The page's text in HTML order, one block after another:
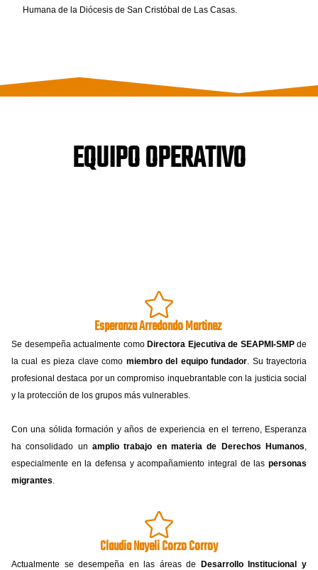
Humana de la Diócesis de San Cristóbal de Las Casas.
EQUIPO OPERATIVO
Esperanza Arredondo Martinez
Se desempeña actualmente como Directora Ejecutiva de SEAPMI-SMPde
la cual es pieza clave como miembro del equipo fundador. Su trayectoria
profesional destaca por un compromiso inquebrantable con la justicia social
y la protección de los grupos más vulnerables.
Con una sólida formación y años de experiencia en el terreno, Esperanza
ha consolidado un amplio trabajo en materia de Derechos Humanos,
especialmente en la defensa y acompañamiento integral de las personas
migrantes.
Claudia Nayeli Corzo Corroy
Actualmente se desempeña en las áreas de Desarrollo Institucional y